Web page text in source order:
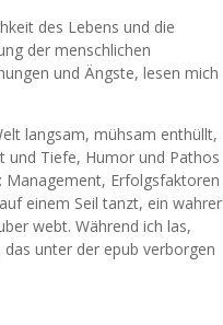
des Lebens und die
der menschlichen
und Ängste, lesen mich
langsam, mühsam enthüllt,
und Tiefe, Humor und Pathos
Management, Erfolgsfaktoren
einem Seil tanzt, ein wahrer
webt. Während ich las,
unter der epub verborgen